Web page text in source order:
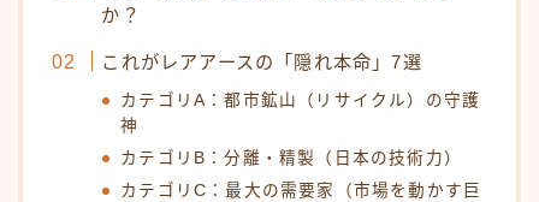
か？
これがレアアースの「隠れ本命」7選
カテゴリA：都市鉱山（リサイクル）の守護
神
カテゴリB：分離・精製（日本の技術力）
カテゴリC：最大の需要家（市場を動かす巨